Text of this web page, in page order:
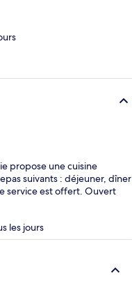
propose une cuisine
suivants : déjeuner, dîner
service est offert. Ouvert
les jours